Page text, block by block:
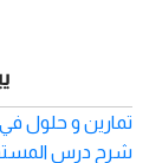
تمارين و حلول
شرح درس